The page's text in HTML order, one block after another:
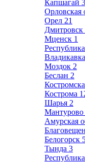
Капшагай 3
Орловская
Орел 21
Дмитровск
Мценск 1
Моздок 2
Беслан 2
Кострома
Шарья 2
Мантурово
Амурская
Белогорск
Тында 3